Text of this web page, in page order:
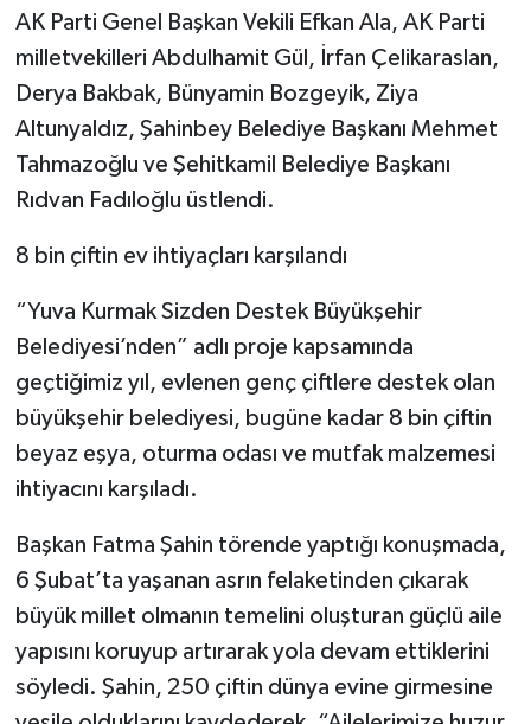
AK Parti Genel Başkan Vekili Efkan Ala, AK Parti
milletvekilleri Abdulhamit Gül, İrfan Çelikaraslan,
Derya Bakbak, Bünyamin Bozgeyik, Ziya
Altunyaldız, Şahinbey Belediye Başkanı Mehmet
Tahmazoğlu ve Şehitkamil Belediye Başkanı
Rıdvan Fadıloğlu üstlendi.
8 bin çiftin ev ihtiyaçları karşılandı
“Yuva Kurmak Sizden Destek Büyükşehir
Belediyesi’nden” adlı proje kapsamında
geçtiğimiz yıl, evlenen genç çiftlere destek olan
büyükşehir belediyesi, bugüne kadar 8 bin çiftin
beyaz eşya, oturma odası ve mutfak malzemesi
ihtiyacını karşıladı.
Başkan Fatma Şahin törende yaptığı konuşmada,
6 Şubat’ta yaşanan asrın felaketinden çıkarak
büyük millet olmanın temelini oluşturan güçlü aile
yapısını koruyup artırarak yola devam ettiklerini
söyledi. Şahin, 250 çiftin dünya evine girmesine